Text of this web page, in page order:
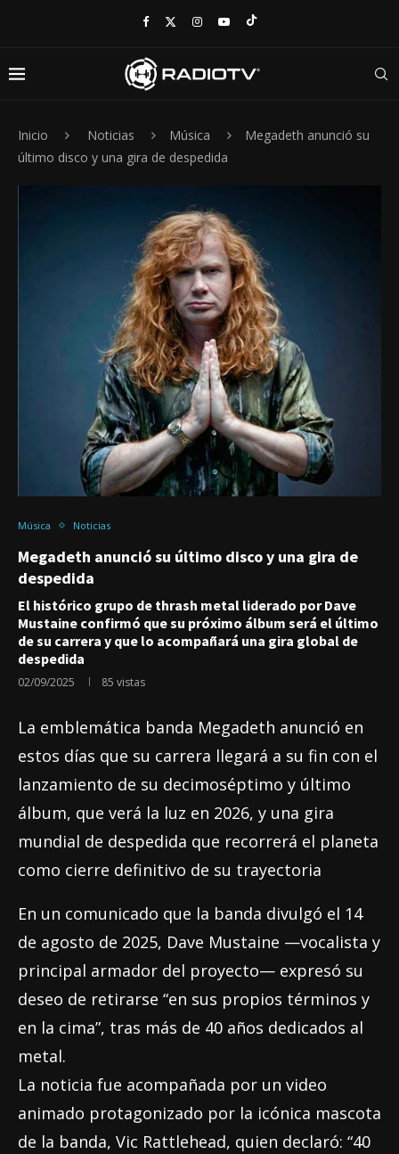
Inicio Noticias Música
Megadeth anunció su
último disco y una gira de despedida
Música Noticias
Megadeth anunció su último disco y una gira de
despedida
El histórico grupo de thrash metal liderado por Dave
Mustaine confirmó que su próximo álbum será el último
de su carrera y que lo acompañará una gira global de
despedida
02/09/2025 85 vistas
La emblemática banda Megadeth anunció en
estos días que su carrera llegará a su fin con el
lanzamiento de su decimoséptimo y último
álbum, que verá la luz en 2026, y una gira
mundial de despedida que recorrerá el planeta
como cierre definitivo de su trayectoria
En un comunicado que la banda divulgó el 14
de agosto de 2025, Dave Mustaine —vocalista y
principal armador del proyecto— expresó su
deseo de retirarse “en sus propios términos y
en la cima”, tras más de 40 años dedicados al
metal.
La noticia fue acompañada por un video
animado protagonizado por la icónica mascota
de la banda, Vic Rattlehead, quien declaró: “40